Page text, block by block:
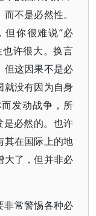
不是必然性。
但你很难说“必
许很大。换言
但这因果不是必
就没有因为自身
发动战争，所
是必然的。也许
其在国际上的地
大了，但并非必
非常警惕各种必